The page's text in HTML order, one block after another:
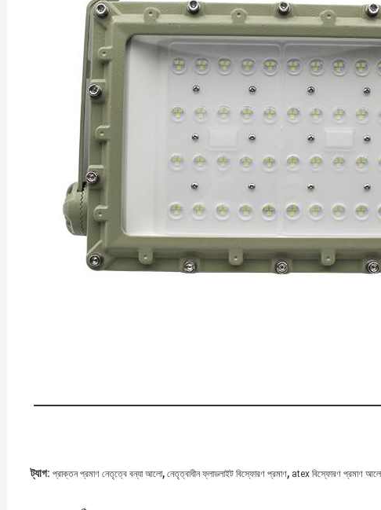
ট্যাগ: প্রাক্তন প্রমাণ নেতৃত্বে বন্যা আলো, নেতৃত্বাধীন ফ্লাডলাইট বিস্ফোরণ প্রমাণ, atex বিস্ফোরণ প্রমাণ